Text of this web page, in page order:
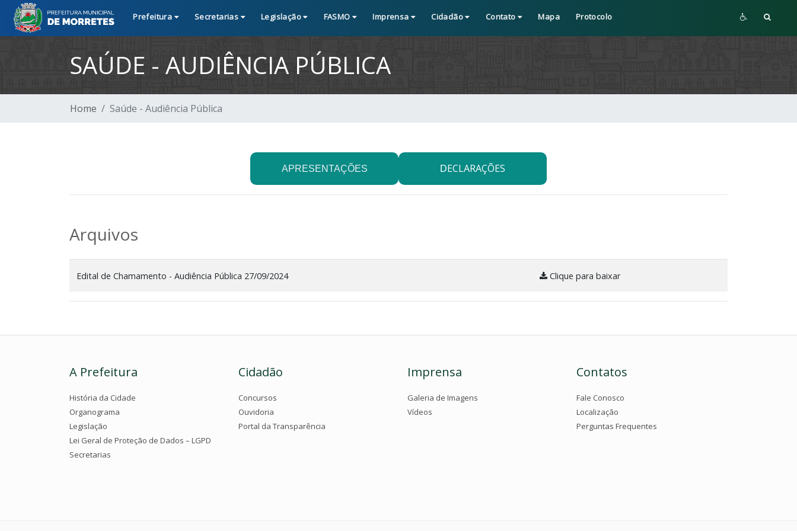
Prefeitura Secretarias Legislação FASMO Imprensa Cidadão Contato Mapa Protocolo
SAÚDE - AUDIÊNCIA PÚBLICA
Home Saúde - Audiência Pública
APRESENTAÇÕES DECLARAÇÕES
Arquivos
Edital de Chamamento - Audiência Pública 27/09/2024 Clique para baixar
A Prefeitura
História da Cidade
Organograma
Legislação
Lei Geral de Proteção de Dados – LGPD
Secretarias
Cidadão
Concursos
Ouvidoria
Portal da Transparência
Imprensa
Galeria de Imagens
Vídeos
Contatos
Fale Conosco
Localização
Perguntas Frequentes